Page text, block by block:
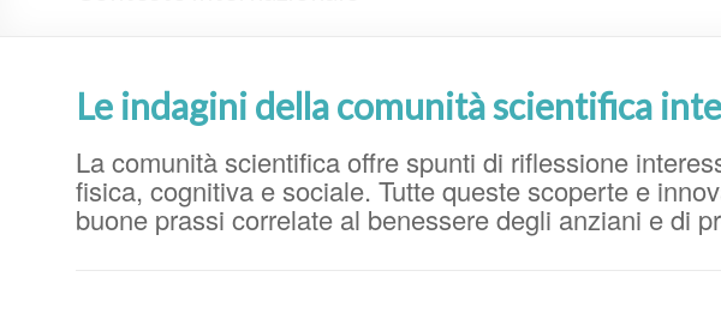
Le indagini della comunità scientifica
La comunità scientifica offre spunti di riflessione
fisica, cognitiva e sociale. Tutte queste scoperte e
buone prassi correlate al benessere degli anziani e di